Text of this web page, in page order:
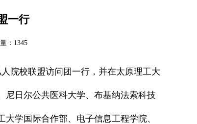
一行
：1345
院校联盟访问团一行，并在太原理工大
尼日尔公共医科大学、布基纳法索科技
学国际合作部、电子信息工程学院、